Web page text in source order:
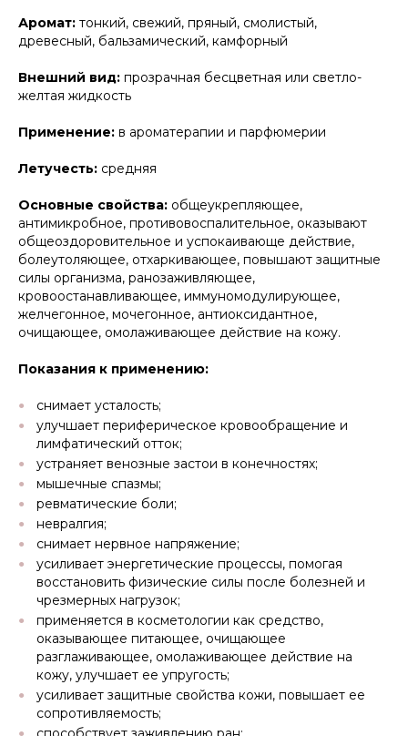
Аромат: тонкий, свежий, пряный, смолистый,
древесный, бальзамический, камфорный
Внешний вид: прозрачная бесцветная или светло-
желтая жидкость
Применение: в ароматерапии и парфюмерии
Летучесть: средняя
Основные свойства: общеукрепляющее,
антимикробное, противовоспалительное, оказывают
общеоздоровительное и успокаивающе действие,
болеутоляющее, отхаркивающее, повышают защитные
силы организма, ранозаживляющее,
кровоостанавливающее, иммуномодулирующее,
желчегонное, мочегонное, антиоксидантное,
очищающее, омолаживающее действие на кожу.
Показания к применению:
снимает усталость;
улучшает периферическое кровообращение и
лимфатический отток;
устраняет венозные застои в конечностях;
мышечные спазмы;
ревматические боли;
невралгия;
снимает нервное напряжение;
усиливает энергетические процессы, помогая
восстановить физические силы после болезней и
чрезмерных нагрузок;
применяется в косметологии как средство,
оказывающее питающее, очищающее
разглаживающее, омолаживающее действие на
кожу, улучшает ее упругость;
усиливает защитные свойства кожи, повышает ее
сопротивляемость;